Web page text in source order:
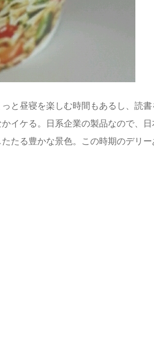
と昼寝を楽しむ時間もあるし、読
イケる。日系企業の製品なので、
たる豊かな景色。この時期のデリ